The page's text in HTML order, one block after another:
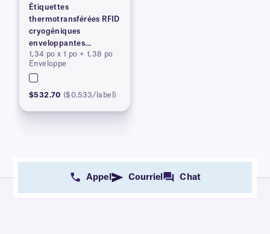
Étiquettes
thermotransférées RFID
cryogéniques
enveloppantes
(brevetées)
1,34 po x 1 po + 1,38 po
Enveloppe
$532.70 ($0.533/label)
Appel Courriel Chat